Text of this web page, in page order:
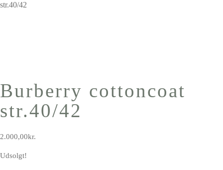
str.40/42
Burberry cottoncoat
str.40/42
2.000,00kr.
Udsolgt!